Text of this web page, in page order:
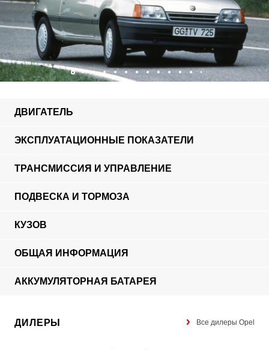
ДВИГАТЕЛЬ
ЭКСПЛУАТАЦИОННЫЕ ПОКАЗАТЕЛИ
ТРАНСМИССИЯ И УПРАВЛЕНИЕ
ПОДВЕСКА И ТОРМОЗА
КУЗОВ
ОБЩАЯ ИНФОРМАЦИЯ
АККУМУЛЯТОРНАЯ БАТАРЕЯ
ДИЛЕРЫ Все дилеры Opel